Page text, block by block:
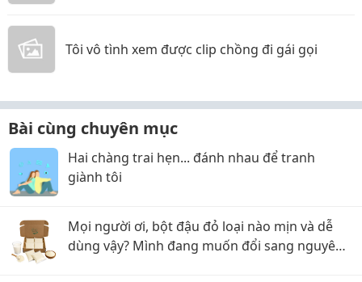
Tôi vô tình xem được clip chồng đi gái gọi
Bài cùng chuyên mục
Hai chàng trai hẹn... đánh nhau để tranh
giành tôi
Mọi người ơi, bột đậu đỏ loại nào mịn và dễ
dùng vậy? Mình đang muốn đổi sang nguyên